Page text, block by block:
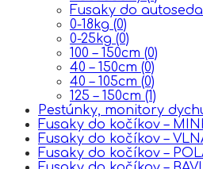
Fusaky do
0-18kg (0)
0-25kg (0)
100 – 150cm (0)
40 – 150cm (0)
40 – 105cm (0)
125 – 150cm (1)
Pestúnky, monitory
Fusaky do kočíkov –
Fusaky do kočíkov –
Fusaky do kočíkov –